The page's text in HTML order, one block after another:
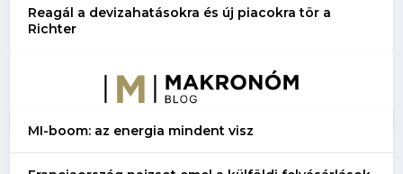
Reagál a devizahatásokra és új piacokra tör a
Richter
MI-boom: az energia mindent visz